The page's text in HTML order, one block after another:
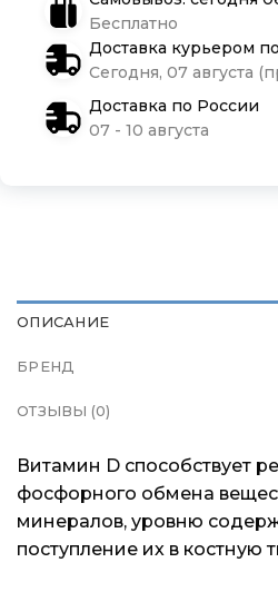
Бесплатно
Доставка курьером
Сегодня, 07 августа
Доставка по России
07 - 10 августа
ОПИСАНИЕ
БРЕНД
ОТЗЫВЫ (0)
Витамин D способствует
фосфорного обмена
минералов, уровню
поступление их в костную
Магазины
Контакты
Магазины
Контакты
Магазины
Контакты